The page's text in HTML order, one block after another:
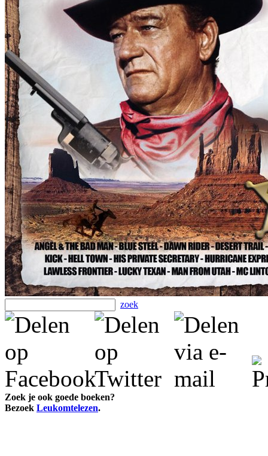
zoek
Zoek je ook goede boeken?
Bezoek Leukomtelezen.